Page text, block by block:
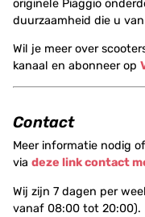
originele Piaggio
duurzaamheid die u
Wil je meer over
kanaal en abonneer op
Contact
Meer informatie nodig
via deze link contact
Wij zijn 7 dagen per
vanaf 08:00 tot 20:00).